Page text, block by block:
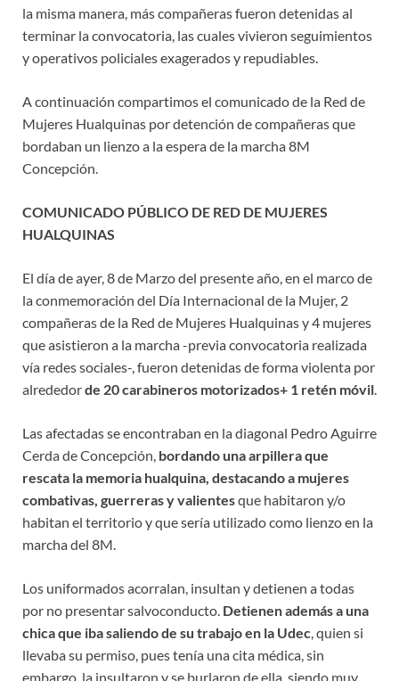
la misma manera, más compañeras fueron detenidas al
terminar la convocatoria, las cuales vivieron seguimientos
y operativos policiales exagerados y repudiables.
A continuación compartimos el comunicado de la Red de
Mujeres Hualquinas por detención de compañeras que
bordaban un lienzo a la espera de la marcha 8M
Concepción.
COMUNICADO PÚBLICO DE RED DE MUJERES
HUALQUINAS
El día de ayer, 8 de Marzo del presente año, en el marco de
la conmemoración del Día Internacional de la Mujer, 2
compañeras de la Red de Mujeres Hualquinas y 4 mujeres
que asistieron a la marcha -previa convocatoria realizada
vía redes sociales-, fueron detenidas de forma violenta por
alrededorde 20 carabineros motorizados+ 1 retén móvil.
Las afectadas se encontraban en la diagonal Pedro Aguirre
Cerda de Concepción, bordando una arpillera que
rescata la memoria hualquina, destacando a mujeres
combativas, guerreras y valientesque habitaron y/o
habitan el territorio y que sería utilizado como lienzo en la
marcha del 8M.
Los uniformados acorralan, insultan y detienen a todas
por no presentar salvoconducto. Detienen además a una
chica que iba saliendo de su trabajo en la Udec, quien si
llevaba su permiso, pues tenía una cita médica, sin
embargo, la insultaron y se burlaron de ella, siendo muy